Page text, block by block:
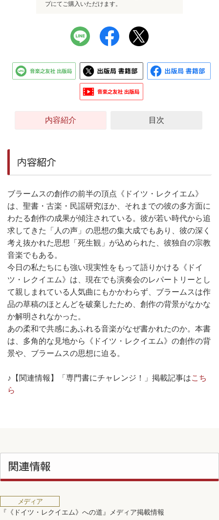
プにてご購入いただけます。
内容紹介 目次
内容紹介
ブラームスの創作の前半の頂点《ドイツ・レクイエム》
は、聖書・古楽・民謡研究ほか、それまでの彼の多方面に
わたる創作の成果が傾注されている。彼が若い時代から追
求してきた「人の声」の思想の集大成でもあり、彼の深く
考え抜かれた思想「死生観」が込められた、彼独自の宗教
音楽でもある。
今日の私たちにも強い現実性をもって語りかける《ドイ
ツ・レクイエム》は、現在でも演奏会のレパートリーとし
て親しまれている人気曲にもかかわらず、ブラームスは作
品の草稿のほとんどを破棄したため、創作の背景がなかな
か解明されなかった。
あの柔和で共感にあふれる音楽がなぜ書かれたのか。本書
は、多角的な見地から《ドイツ・レクイエム》の創作の背
景や、ブラームスの思想に迫る。
♪【関連情報】「専門書にチャレンジ！」掲載記事はこち
ら
関連情報
メディア
『《ドイツ・レクイエム》への道』メディア掲載情報